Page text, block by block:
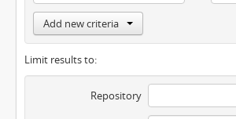
Add new criteria
Limit results to:
Repository